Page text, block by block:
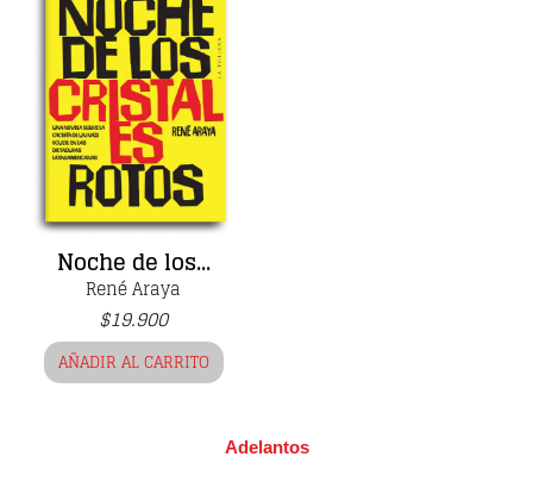
Noche de los...
$19.900
René Araya
AÑADIR AL CARRITO
Adelantos